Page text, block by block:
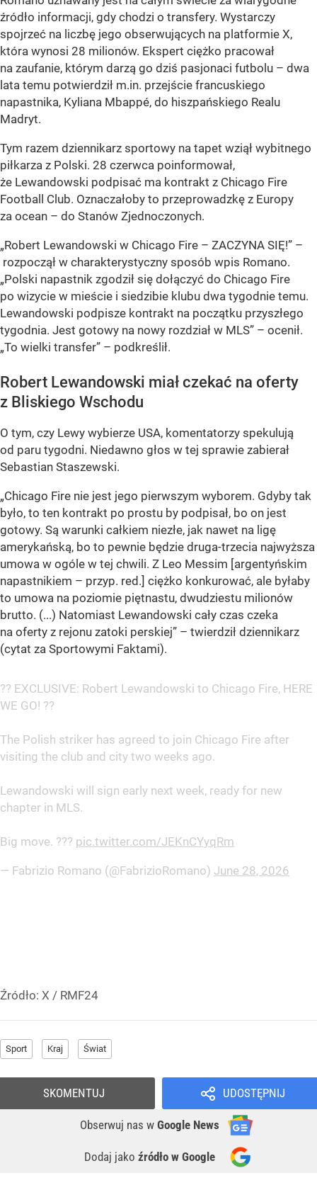
źródło informacji, gdy chodzi o transfery. Wystarczy
spojrzeć na liczbę jego obserwujących na platformie X,
która wynosi 28 milionów. Ekspert ciężko pracował
na zaufanie, którym darzą go dziś pasjonaci futbolu – dwa
lata temu potwierdził m.in. przejście francuskiego
napastnika, Kyliana Mbappé, do hiszpańskiego Realu
Madryt.
Tym razem dziennikarz sportowy na tapet wziął wybitnego
piłkarza z Polski. 28 czerwca poinformował,
że Lewandowski podpisać ma kontrakt z Chicago Fire
Football Club. Oznaczałoby to przeprowadzkę z Europy
za ocean – do Stanów Zjednoczonych.
„Robert Lewandowski w Chicago Fire – ZACZYNA SIĘ!” –
rozpoczął w charakterystyczny sposób wpis Romano.
„Polski napastnik zgodził się dołączyć do Chicago Fire
po wizycie w mieście i siedzibie klubu dwa tygodnie temu.
Lewandowski podpisze kontrakt na początku przyszłego
tygodnia. Jest gotowy na nowy rozdział w MLS” – ocenił.
„To wielki transfer” – podkreślił.
Robert Lewandowski miał czekać na oferty
z Bliskiego Wschodu
O tym, czy Lewy wybierze USA, komentatorzy spekulują
od paru tygodni. Niedawno głos w tej sprawie zabierał
Sebastian Staszewski.
„Chicago Fire nie jest jego pierwszym wyborem. Gdyby tak
było, to ten kontrakt po prostu by podpisał, bo on jest
gotowy. Są warunki całkiem niezłe, jak nawet na ligę
amerykańską, bo to pewnie będzie druga-trzecia najwyższa
umowa w ogóle w tej chwili. Z Leo Messim [argentyńskim
napastnikiem – przyp. red.] ciężko konkurować, ale byłaby
to umowa na poziomie piętnastu, dwudziestu milionów
brutto. (...) Natomiast Lewandowski cały czas czeka
na oferty z rejonu zatoki perskiej” – twierdził dziennikarz
(cytat za Sportowymi Faktami).
?? EXCLUSIVE: Robert Lewandowski to Chicago Fire, HERE
WE GO! ??
The Polish striker has agreed to join Chicago Fire after
visiting the club and city two weeks ago.
Lewandowski will sign early next week, ready for new
chapter in MLS.
Big move. ??? pic.twitter.com/JEKnCYyqRm
— Fabrizio Romano (@FabrizioRomano) June 28, 2026
Źródło: X / RMF24
Sport Kraj Świat
UDOSTĘPNIJ
Obserwuj nas w Google News
Dodaj jako źródło w Google
SKOMENTUJ